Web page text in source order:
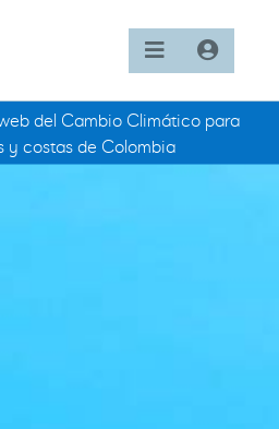
del Cambio Climático para
y costas de Colombia